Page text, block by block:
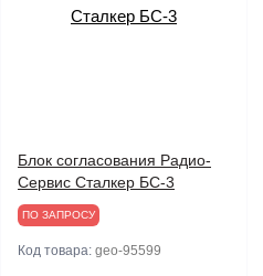
Блок согласования Радио-
Сервис Сталкер БС-3
ПО ЗАПРОСУ
Код товара: geo-95599